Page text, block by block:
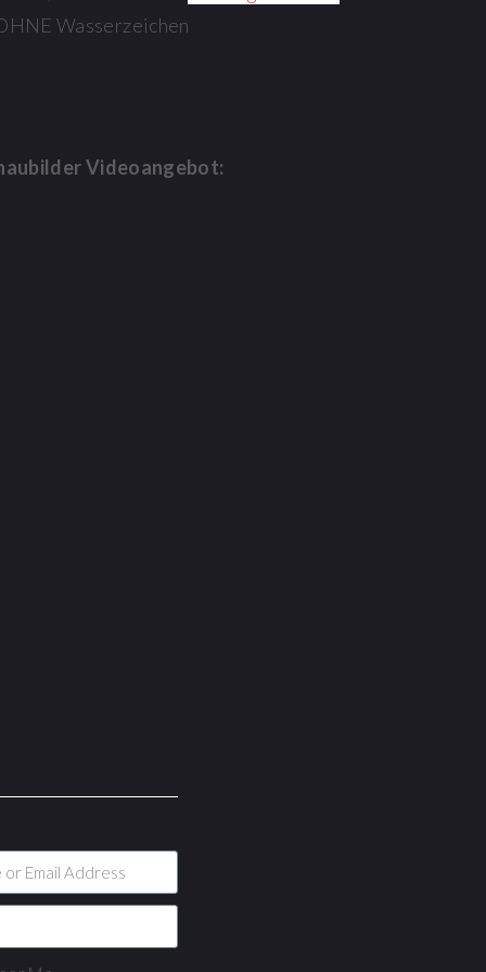
Wasserzeichen
Videoangebot: